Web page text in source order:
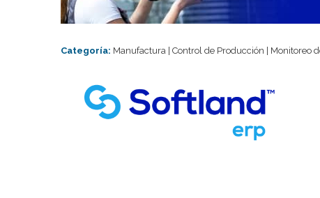
Categoría: Manufactura | Control de Producción | Monitoreo